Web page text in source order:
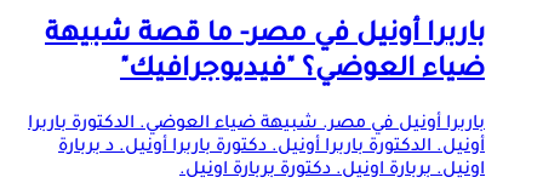
باربرا أونيل في مصر- ما قصة شبيهة
ضياء العوضي؟ "فيديوجرافيك"
باربرا أونيل في مصر. شبيهة ضياء العوضي. الدكتورة باربرا
أونيل. الدكتورة باربرا أونيل. دكتورة باربرا أونيل. د بربارة
اونيل. بربارة اونيل. دكتورة بربارة اونيل.